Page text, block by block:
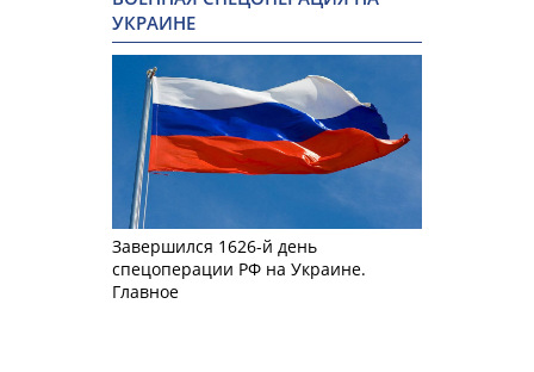
УКРАИНЕ
Завершился 1626-й день
спецоперации РФ на Украине.
Главное